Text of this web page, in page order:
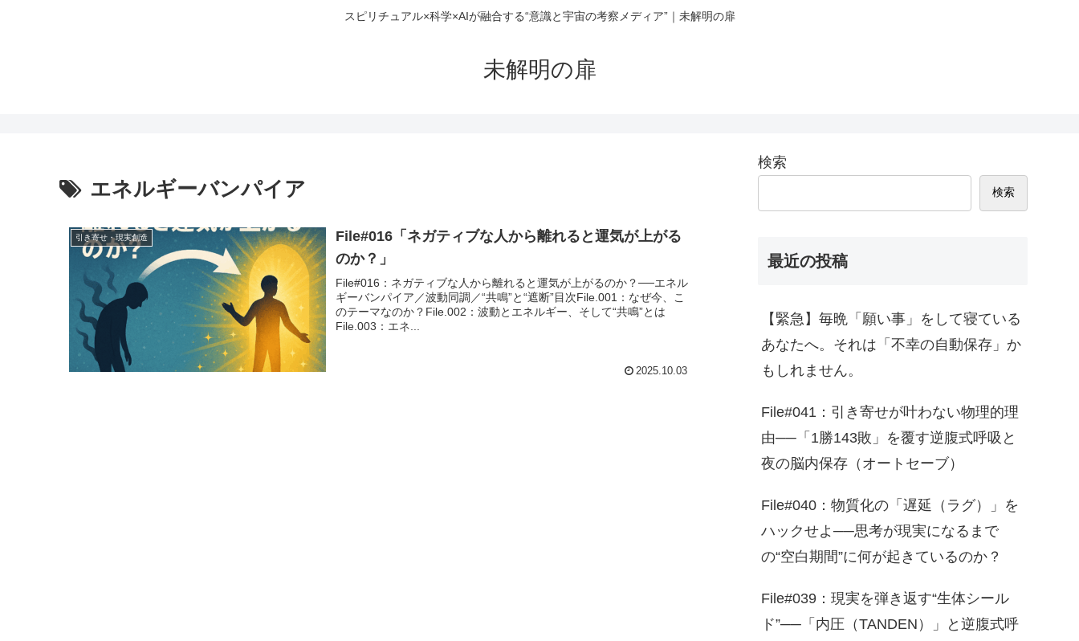
スピリチュアル×科学×AIが融合する“意識と宇宙の考察メディア”｜未解明の扉
未解明の扉
エネルギーバンパイア
引き寄せ・現実創造
File#016「ネガティブな人から離れると運気が上がる
のか？」
File#016：ネガティブな人から離れると運気が上がるのか？──エネル
ギーバンパイア／波動同調／“共鳴”と“遮断”目次File.001：なぜ今、こ
のテーマなのか？File.002：波動とエネルギー、そして“共鳴”とは
File.003：エネ...
2025.10.03
検索
検索
最近の投稿
【緊急】毎晩「願い事」をして寝ている
あなたへ。それは「不幸の自動保存」か
もしれません。
File#041：引き寄せが叶わない物理的理
由──「1勝143敗」を覆す逆腹式呼吸と
夜の脳内保存（オートセーブ）
File#040：物質化の「遅延（ラグ）」を
ハックせよ──思考が現実になるまで
の“空白期間”に何が起きているのか？
File#039：現実を弾き返す“生体シール
ド”──「内圧（TANDEN）」と逆腹式呼